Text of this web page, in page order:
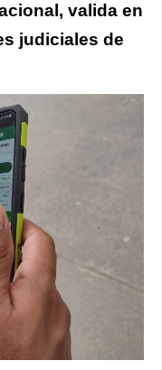
valida en
judiciales de